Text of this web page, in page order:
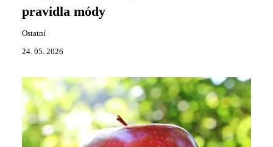
pravidla módy
Ostatní
24. 05. 2026